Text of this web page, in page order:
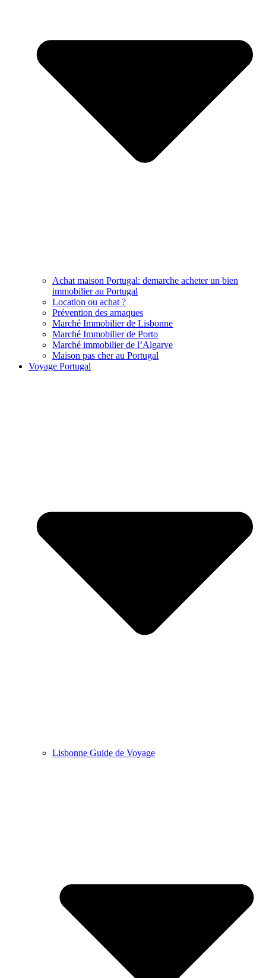
Achat maison Portugal: demarche acheter un bien
immobilier au Portugal
Location ou achat ?
Prévention des arnaques
Marché Immobilier de Lisbonne
Marché Immobilier de Porto
Marché immobilier de l’Algarve
Maison pas cher au Portugal
Voyage Portugal
Lisbonne Guide de Voyage